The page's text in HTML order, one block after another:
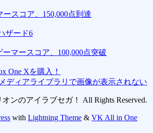
ースコア、150,000点到達
ザード6
ーマースコア、100,000点突破
One Xを購入！
メディアライブラリで画像が表示されない
ンのアイラブセガ！ All Rights Reserved.
with Lightning Theme & VK All in One